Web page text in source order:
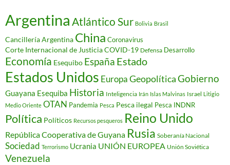
Argentina Atlántico Sur Bolivia Brasil
Cancillería Argentina China Coronavirus
Corte Internacional de JusticiaCOVID-19 Defensa Desarrollo
Economía Esequibo España Estado
Estados Unidos EuropaGeopolíticaGobierno
Guayana Esequiba Historia Inteligencia Irán Islas Malvinas Israel Litigio
Medio Oriente OTAN Pandemia Pesca Pesca ilegal Pesca INDNR
Política Políticos Recursos pesqueros Reino Unido
República Cooperativa de Guyana Rusia Soberanía Nacional
Sociedad Terrorismo Ucrania UNIÓN EUROPEA Unión Soviética
Venezuela